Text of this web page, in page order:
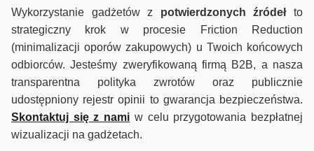
Wykorzystanie gadżetów z potwierdzonych źródełto
strategiczny krok w procesie Friction Reduction
(minimalizacji oporów zakupowych) u Twoich końcowych
odbiorców. Jesteśmy zweryfikowaną firmą B2B, a nasza
transparentna polityka zwrotów oraz publicznie
udostępniony rejestr opinii to gwarancja bezpieczeństwa.
Skontaktuj się z nami w celu przygotowania bezpłatnej
wizualizacji na gadżetach.